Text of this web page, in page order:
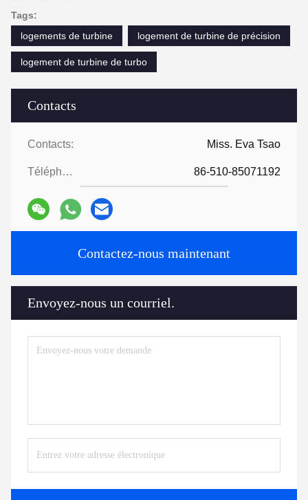
Contacts
Contacts: Miss. Eva Tsao
Téléphone: 86-510-85071192
Contactez-nous maintenant
Envoyez-nous un courriel.
Tags:
logements de turbine
logement de turbine de précision
logement de turbine de turbo